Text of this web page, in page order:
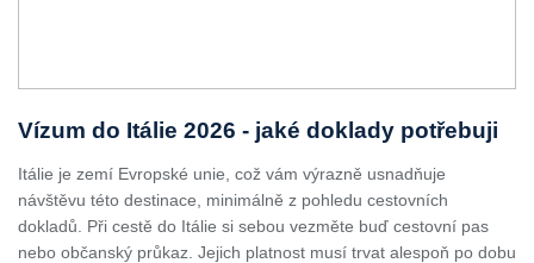
Vízum do Itálie 2026 - jaké doklady potřebuji
Itálie je zemí Evropské unie, což vám výrazně usnadňuje
návštěvu této destinace, minimálně z pohledu cestovních
dokladů. Při cestě do Itálie si sebou vezměte buď cestovní pas
nebo občanský průkaz. Jejich platnost musí trvat alespoň po dobu